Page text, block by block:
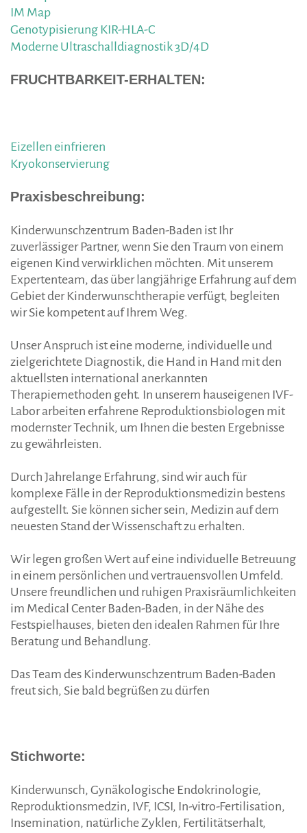
IM Map
Genotypisierung KIR-HLA-C
Moderne Ultraschalldiagnostik 3D/4D
FRUCHTBARKEIT-ERHALTEN:
Eizellen einfrieren
Kryokonservierung
Praxisbeschreibung:
Kinderwunschzentrum Baden-Baden ist Ihr
zuverlässiger Partner, wenn Sie den Traum von einem
eigenen Kind verwirklichen möchten. Mit unserem
Expertenteam, das über langjährige Erfahrung auf dem
Gebiet der Kinderwunschtherapie verfügt, begleiten
wir Sie kompetent auf Ihrem Weg.
Unser Anspruch ist eine moderne, individuelle und
zielgerichtete Diagnostik, die Hand in Hand mit den
aktuellsten international anerkannten
Therapiemethoden geht. In unserem hauseigenen IVF-
Labor arbeiten erfahrene Reproduktionsbiologen mit
modernster Technik, um Ihnen die besten Ergebnisse
zu gewährleisten.
Durch Jahrelange Erfahrung, sind wir auch für
komplexe Fälle in der Reproduktionsmedizin bestens
aufgestellt. Sie können sicher sein, Medizin auf dem
neuesten Stand der Wissenschaft zu erhalten.
Wir legen großen Wert auf eine individuelle Betreuung
in einem persönlichen und vertrauensvollen Umfeld.
Unsere freundlichen und ruhigen Praxisräumlichkeiten
im Medical Center Baden-Baden, in der Nähe des
Festspielhauses, bieten den idealen Rahmen für Ihre
Beratung und Behandlung.
Das Team des Kinderwunschzentrum Baden-Baden
freut sich, Sie bald begrüßen zu dürfen
Stichworte:
Kinderwunsch, Gynäkologische Endokrinologie,
Reproduktionsmedzin, IVF, ICSI, In-vitro-Fertilisation,
Insemination, natürliche Zyklen, Fertilitätserhalt,